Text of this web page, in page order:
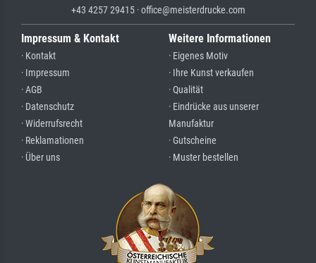
+43 4257 29415 · office@meisterdrucke.com
Impressum & Kontakt
· Kontakt
· Impressum
· AGB
· Datenschutz
· Widerrufsrecht
· Reklamationen
· Über uns
Weitere Informationen
· Eigenes Motiv
· Ihre Kunst verkaufen
· Qualität
· Eindrücke aus unserer
Manufaktur
· Gutscheine
· Muster bestellen